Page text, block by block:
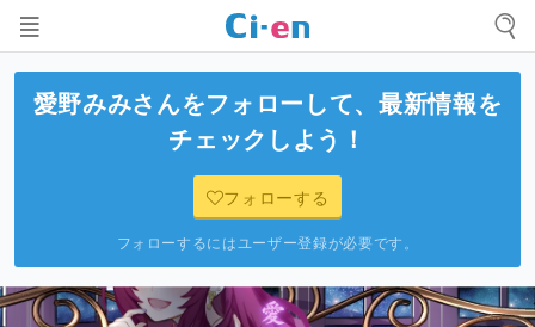
愛野みみさんをフォローして、最新情報を
チェックしよう！
フォローする
フォローするにはユーザー登録が必要です。